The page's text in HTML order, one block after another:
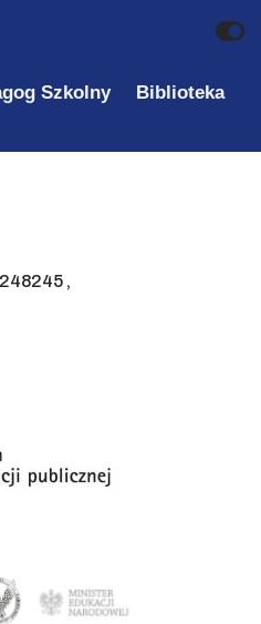
Szkolny
Biblioteka
,